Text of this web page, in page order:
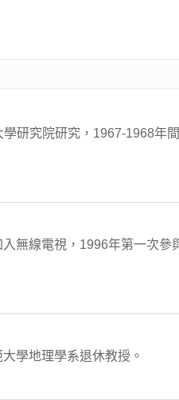
研究院研究，1967-1968年
無線電視，1996年第一次參
學地理學系退休教授。